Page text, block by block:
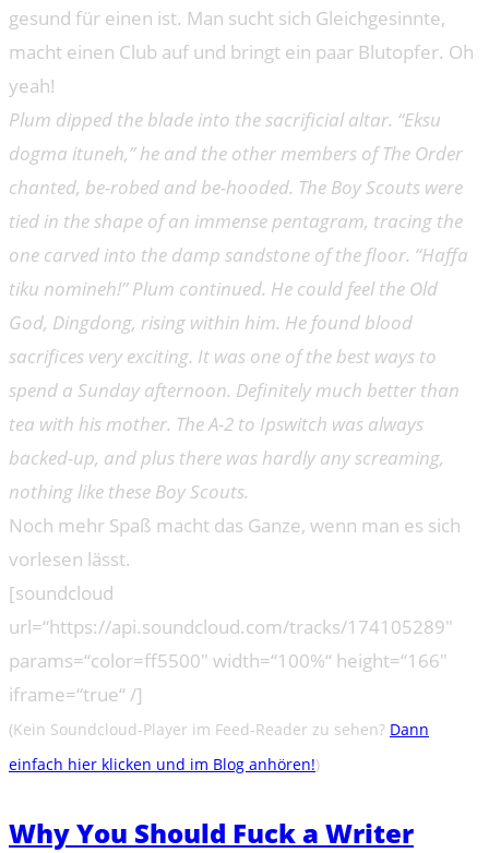
gesund für einen ist. Man sucht sich Gleichgesinnte,
macht einen Club auf und bringt ein paar Blutopfer. Oh
yeah!
Plum dipped the blade into the sacrificial altar. “Eksu
dogma ituneh,” he and the other members of The Order
chanted, be-robed and be-hooded. The Boy Scouts were
tied in the shape of an immense pentagram, tracing the
one carved into the damp sandstone of the floor. “Haffa
tiku nomineh!” Plum continued. He could feel the Old
God, Dingdong, rising within him. He found blood
sacrifices very exciting. It was one of the best ways to
spend a Sunday afternoon. Definitely much better than
tea with his mother. The A-2 to Ipswitch was always
backed-up, and plus there was hardly any screaming,
nothing like these Boy Scouts.
Noch mehr Spaß macht das Ganze, wenn man es sich
vorlesen lässt.
[soundcloud
url=“https://api.soundcloud.com/tracks/174105289″
params=“color=ff5500″ width=“100%“ height=“166″
iframe=“true“ /]
(Kein Soundcloud-Player im Feed-Reader zu sehen? Dann
einfach hier klicken und im Blog anhören!)
Why You Should Fuck a Writer